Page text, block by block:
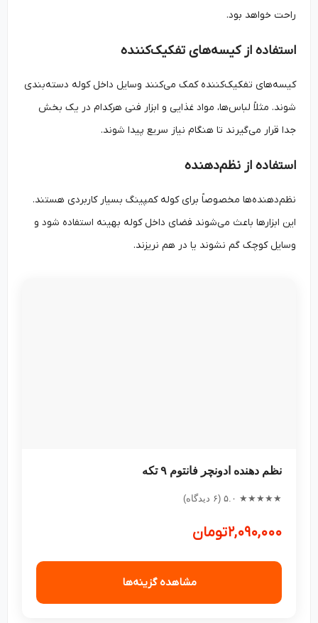
راحت خواهد بود.
استفاده از کیسه‌های تفکیک‌کننده
کیسه‌های تفکیک‌کننده کمک می‌کنند وسایل داخل کوله دسته‌بندی
شوند. مثلاً لباس‌ها، مواد غذایی و ابزار فنی هرکدام در یک بخش
جدا قرار می‌گیرند تا هنگام نیاز سریع پیدا شوند.
استفاده از نظم‌دهنده
نظم‌دهنده‌ها مخصوصاً برای کوله کمپینگ بسیار کاربردی هستند.
این ابزارها باعث می‌شوند فضای داخل کوله بهینه استفاده شود و
وسایل کوچک گم نشوند یا در هم نریزند.
نظم دهنده ادونچر فانتوم ۹ تکه
★★★★★ ۵.۰ (۶ دیدگاه)
۲,۰۹۰,۰۰۰تومان
مشاهده گزینه‌ها